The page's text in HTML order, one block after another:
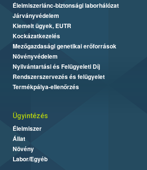
Élelmiszerlánc-biztonsági laborhálózat
Járványvédelem
Kiemelt ügyek, EUTR
Kockázatkezelés
Mezőgazdasági genetikai erőforrások
Növényvédelem
Nyilvántartási és Felügyeleti Díj
Rendszerszervezés és felügyelet
Termékpálya-ellenőrzés
Ügyintézés
Élelmiszer
Állat
Növény
Labor/Egyéb